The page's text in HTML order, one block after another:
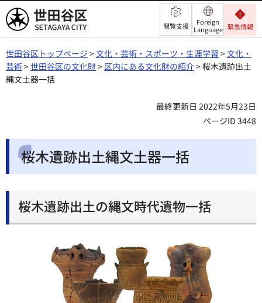
世田谷区 閲覧支援
Foreign
Language 緊急情報
世田谷区トップページ >文化・芸術・スポーツ・生涯学習 >文化・
芸術>世田谷区の文化財> 区内にある文化財の紹介> 桜木遺跡出土
縄文土器一括
最終更新日 2022年5月23日
ページID 3448
桜木遺跡出土縄文土器一括
桜木遺跡出土の縄文時代遺物一括